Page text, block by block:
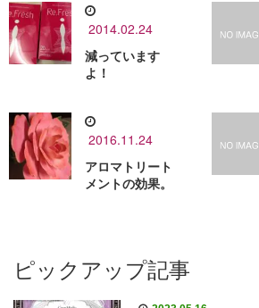
2014.02.24
減っています
よ！
2016.11.24
アロマトリート
メントの効果。
ピックアップ記事